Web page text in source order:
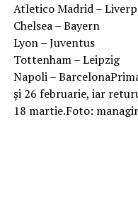
Atletico Madrid –
Chelsea – Bayern
Lyon – Juventus
Tottenham – Leipzig
Napoli –
și 26 februarie, iar
18 martie.Foto: